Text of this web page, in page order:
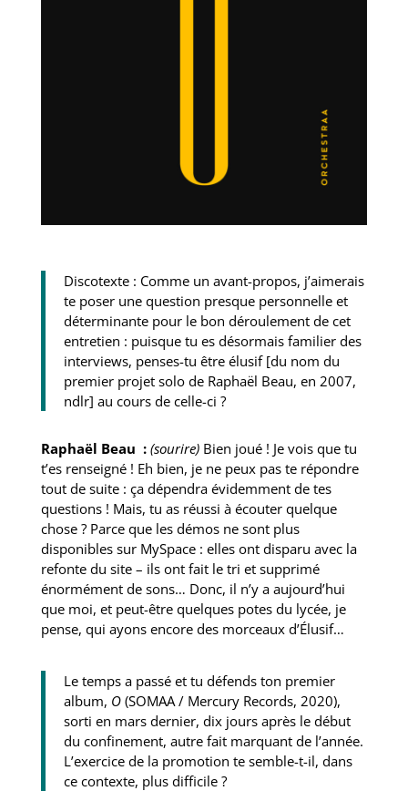
Discotexte : Comme un avant-propos, j’aimerais
te poser une question presque personnelle et
déterminante pour le bon déroulement de cet
entretien : puisque tu es désormais familier des
interviews, penses-tu être élusif [du nom du
premier projet solo de Raphaël Beau, en 2007,
ndlr] au cours de celle-ci ?
Raphaël Beau : (sourire)Bien joué ! Je vois que tu
t’es renseigné ! Eh bien, je ne peux pas te répondre
tout de suite : ça dépendra évidemment de tes
questions ! Mais, tu as réussi à écouter quelque
chose ? Parce que les démos ne sont plus
disponibles sur MySpace : elles ont disparu avec la
refonte du site – ils ont fait le tri et supprimé
énormément de sons… Donc, il n’y a aujourd’hui
que moi, et peut-être quelques potes du lycée, je
pense, qui ayons encore des morceaux d’Élusif…
Le temps a passé et tu défends ton premier
album, O(SOMAA / Mercury Records, 2020),
sorti en mars dernier, dix jours après le début
du confinement, autre fait marquant de l’année.
L’exercice de la promotion te semble-t-il, dans
ce contexte, plus difficile ?